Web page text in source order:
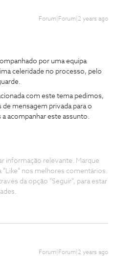
Forum|Forum|2 years ago
por uma equipa
celeridade no processo, pelo
com este tema pedimos,
mensagem privada para o
acompanhar este assunto.
informação relevante. Marque
"Like" nos melhores comentários.
da opção "Seguir", para estar
Forum|Forum|2 years ago